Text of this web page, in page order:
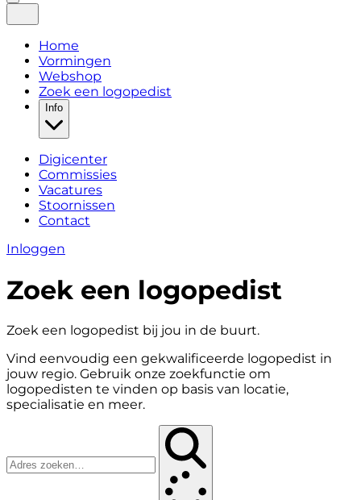
Home
Vormingen
Webshop
Zoek een logopedist
Info
Digicenter
Commissies
Vacatures
Stoornissen
Contact
Inloggen
Zoek een logopedist
Zoek een logopedist bij jou in de buurt.
Vind eenvoudig een gekwalificeerde logopedist in
jouw regio. Gebruik onze zoekfunctie om
logopedisten te vinden op basis van locatie,
specialisatie en meer.